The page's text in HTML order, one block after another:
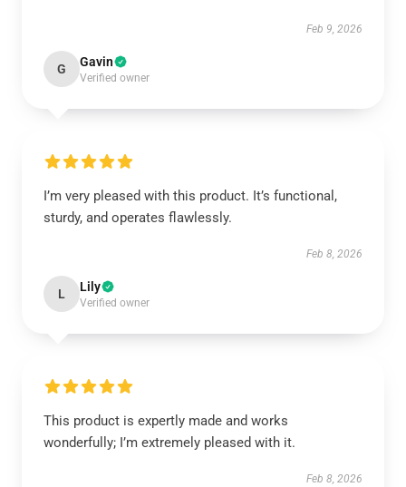
Feb 9, 2026
G Gavin
Verified owner
I’m very pleased with this product. It’s functional,
sturdy, and operates flawlessly.
Feb 8, 2026
L Lily
Verified owner
This product is expertly made and works
wonderfully; I’m extremely pleased with it.
Feb 8, 2026